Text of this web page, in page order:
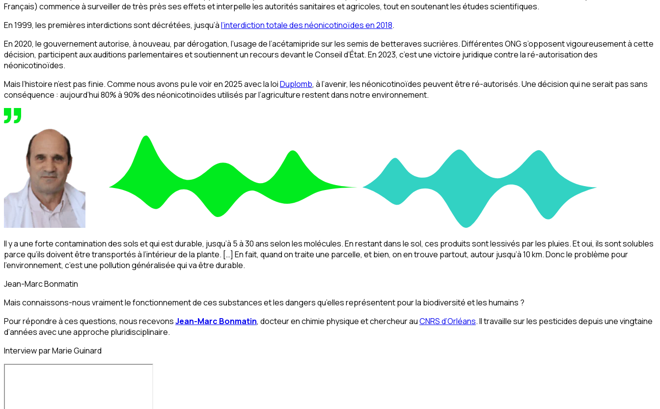
Français) commence à surveiller de très près ses effets et interpelle les autorités sanitaires et agricoles, tout en soutenant les études scientifiques.
En 1999, les premières interdictions sont décrétées, jusqu’àl’interdiction totale des néonicotinoïdes en 2018.
En 2020, le gouvernement autorise, à nouveau, par dérogation, l’usage de l’acétamipride sur les semis de betteraves sucrières. Différentes ONG s’opposent vigoureusement à cette
décision, participent aux auditions parlementaires et soutiennent un recours devant le Conseil d’État. En 2023, c’est une victoire juridique contre la ré-autorisation des
néonicotinoïdes.
Mais l’histoire n’est pas finie. Comme nous avons pu le voir en 2025 avec la loiDuplomb, à l’avenir, les néonicotinoïdes peuvent être ré-autorisés. Une décision qui ne serait pas sans
conséquence : aujourd’hui 80% à 90% des néonicotinoïdes utilisés par l’agriculture restent dans notre environnement.
Il y a une forte contamination des sols et qui est durable, jusqu’à 5 à 30 ans selon les molécules. En restant dans le sol, ces produits sont lessivés par les pluies. Et oui, ils sont solubles
parce qu’ils doivent être transportés à l’intérieur de la plante. […] En fait, quand on traite une parcelle, et bien, on en trouve partout, autour jusqu’à 10 km. Donc le problème pour
l’environnement, c’est une pollution généralisée qui va être durable.
Jean-Marc Bonmatin
Mais connaissons-nous vraiment le fonctionnement de ces substances et les dangers qu’elles représentent pour la biodiversité et les humains ?
Pour répondre à ces questions, nous recevonsJean-Marc Bonmatin, docteur en chimie physique et chercheur auCNRS d’Orléans. Il travaille sur les pesticides depuis une vingtaine
d’années avec une approche pluridisciplinaire.
Interview par Marie Guinard